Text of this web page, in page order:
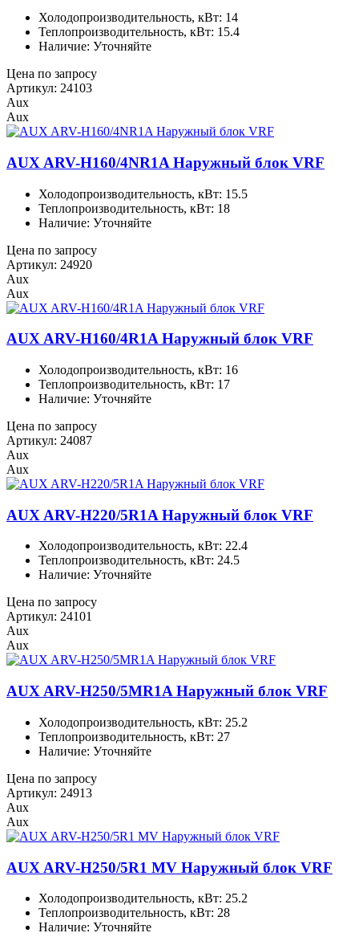
Холодопроизводительность, кВт: 14
Теплопроизводительность, кВт: 15.4
Наличие: Уточняйте
Цена по запросу
Артикул: 24103
Aux
Aux
AUX ARV-H160/4NR1A Наружный блок VRF
Холодопроизводительность, кВт: 15.5
Теплопроизводительность, кВт: 18
Наличие: Уточняйте
Цена по запросу
Артикул: 24920
Aux
Aux
AUX ARV-H160/4R1A Наружный блок VRF
Холодопроизводительность, кВт: 16
Теплопроизводительность, кВт: 17
Наличие: Уточняйте
Цена по запросу
Артикул: 24087
Aux
Aux
AUX ARV-H220/5R1A Наружный блок VRF
Холодопроизводительность, кВт: 22.4
Теплопроизводительность, кВт: 24.5
Наличие: Уточняйте
Цена по запросу
Артикул: 24101
Aux
Aux
AUX ARV-H250/5MR1A Наружный блок VRF
Холодопроизводительность, кВт: 25.2
Теплопроизводительность, кВт: 27
Наличие: Уточняйте
Цена по запросу
Артикул: 24913
Aux
Aux
AUX ARV-H250/5R1 MV Наружный блок VRF
Холодопроизводительность, кВт: 25.2
Теплопроизводительность, кВт: 28
Наличие: Уточняйте